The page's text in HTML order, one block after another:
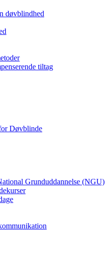
døvblindhed
tiltag
Døvblinde
Grunduddannelse (NGU)